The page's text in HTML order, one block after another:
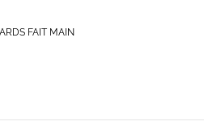
FAIT MAIN